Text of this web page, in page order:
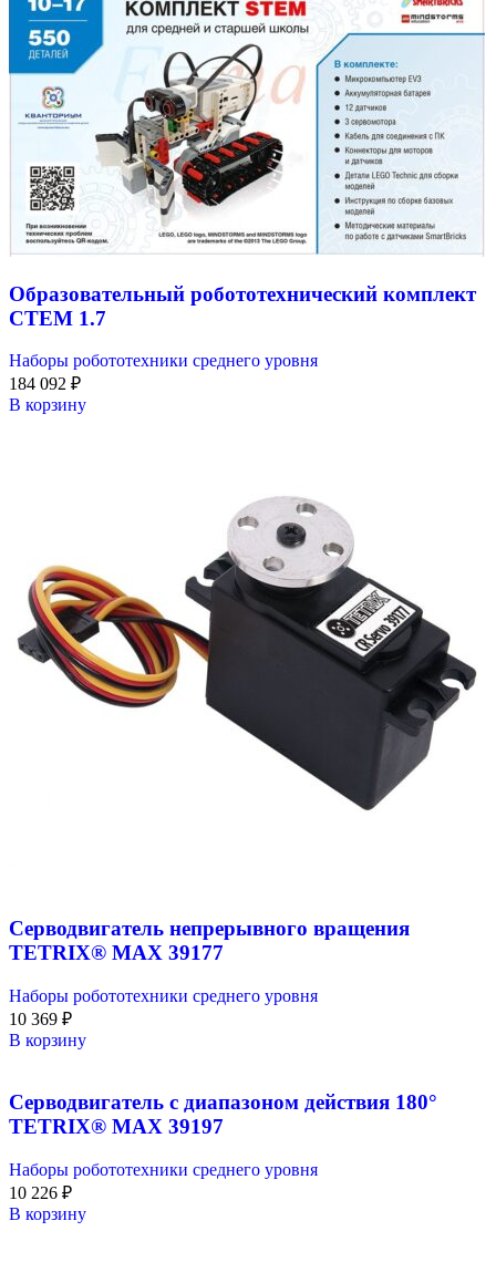
Образовательный робототехнический комплект
СТЕМ 1.7
Наборы робототехники среднего уровня
184 092 ₽
В корзину
Серводвигатель непрерывного вращения
TETRIX® MAX 39177
Наборы робототехники среднего уровня
10 369 ₽
В корзину
Серводвигатель с диапазоном действия 180°
TETRIX® MAX 39197
Наборы робототехники среднего уровня
10 226 ₽
В корзину